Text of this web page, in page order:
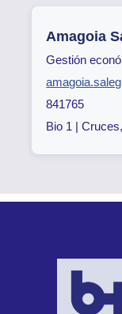
Amagoia
Gestión
841765
Bio 1 |